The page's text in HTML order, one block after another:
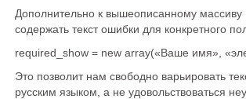
Дополнительно к вышеописанному
содержать текст ошибки для конкретного
required_show = new array(«Ваше имя»,
Это позволит нам свободно варьировать
русским языком, а не удовольствоваться